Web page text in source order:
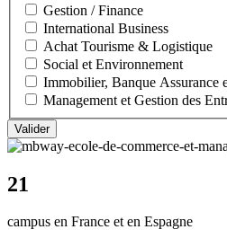
Gestion / Finance
International Business
Achat Tourisme & Logistique
Social et Environnement
Immobilier, Banque Assurance
Management et Gestion des
21
campus en France et en Espagne